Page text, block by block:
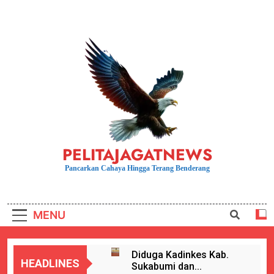
PELITAJAGATNEWS
Pancarkan Cahaya Hingga Terang Benderang
MENU
HEADLINES
Diduga Kadinkes Kab.
Sukabumi dan